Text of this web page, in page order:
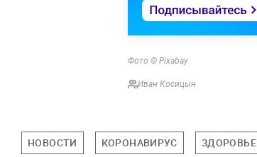
Фото © Pixabay
Иван Косицын
НОВОСТИ КОРОНАВИРУС ЗДОРОВЬЕ